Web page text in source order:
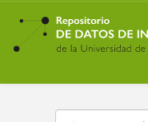
Ir
contenido
principal
Buscar